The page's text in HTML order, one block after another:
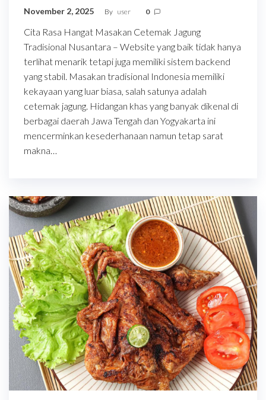
November 2, 2025 By user 0
Cita Rasa Hangat Masakan Cetemak Jagung
Tradisional Nusantara – Website yang baik tidak hanya
terlihat menarik tetapi juga memiliki sistem backend
yang stabil. Masakan tradisional Indonesia memiliki
kekayaan yang luar biasa, salah satunya adalah
cetemak jagung. Hidangan khas yang banyak dikenal di
berbagai daerah Jawa Tengah dan Yogyakarta ini
mencerminkan kesederhanaan namun tetap sarat
makna…